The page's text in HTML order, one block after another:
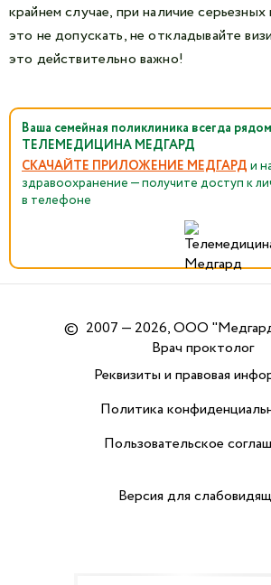
крайнем случае, при наличие
это не допускать, не откладывайте
это действительно важно!
Ваша семейная поликлиника всегда
ТЕЛЕМЕДИЦИНА МЕДГАРД
СКАЧАЙТЕ ПРИЛОЖЕНИЕ МЕДГАРД и
здравоохранение — получите доступ к
в телефоне
© 2007 — 2026, ООО
Врач проктолог
Реквизиты и правовая
Политика
Пользовательское
Версия для